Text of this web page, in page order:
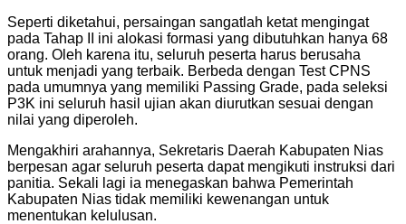
Seperti diketahui, persaingan sangatlah ketat mengingat
pada Tahap II ini alokasi formasi yang dibutuhkan hanya 68
orang. Oleh karena itu, seluruh peserta harus berusaha
untuk menjadi yang terbaik. Berbeda dengan Test CPNS
pada umumnya yang memiliki Passing Grade, pada seleksi
P3K ini seluruh hasil ujian akan diurutkan sesuai dengan
nilai yang diperoleh.
Mengakhiri arahannya, Sekretaris Daerah Kabupaten Nias
berpesan agar seluruh peserta dapat mengikuti instruksi dari
panitia. Sekali lagi ia menegaskan bahwa Pemerintah
Kabupaten Nias tidak memiliki kewenangan untuk
menentukan kelulusan.